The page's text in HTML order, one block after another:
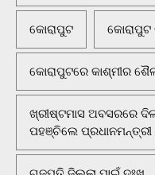
କୋରାପୁଟ
କୋରାପୁଟରେ କାଶ୍ମୀର
ଖ୍ରୀଷ୍ଟମାସ ଅବସରରେ
ପହଞ୍ଚିଲେ